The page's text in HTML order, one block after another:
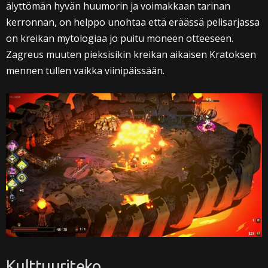
älyttömän hyvän huumorin ja voimakkaan tarinan
kerronnan, on helppo unohtaa että eräässä pelisarjassa
on kreikan mytologiaa jo puitu moneen otteeseen.
Zagreus muuten pieksisikin kreikan aikaisen Kratoksen
mennen tullen vaikka viinipäissään.